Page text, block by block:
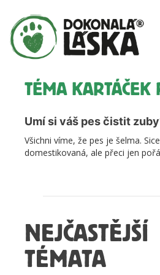
TÉMA KARTÁČEK
Umí si váš pes čistit
Všichni víme, že pes je šelma. Sice
domestikovaná, ale přeci jen
NEJČASTĚJŠÍ
TÉMATA